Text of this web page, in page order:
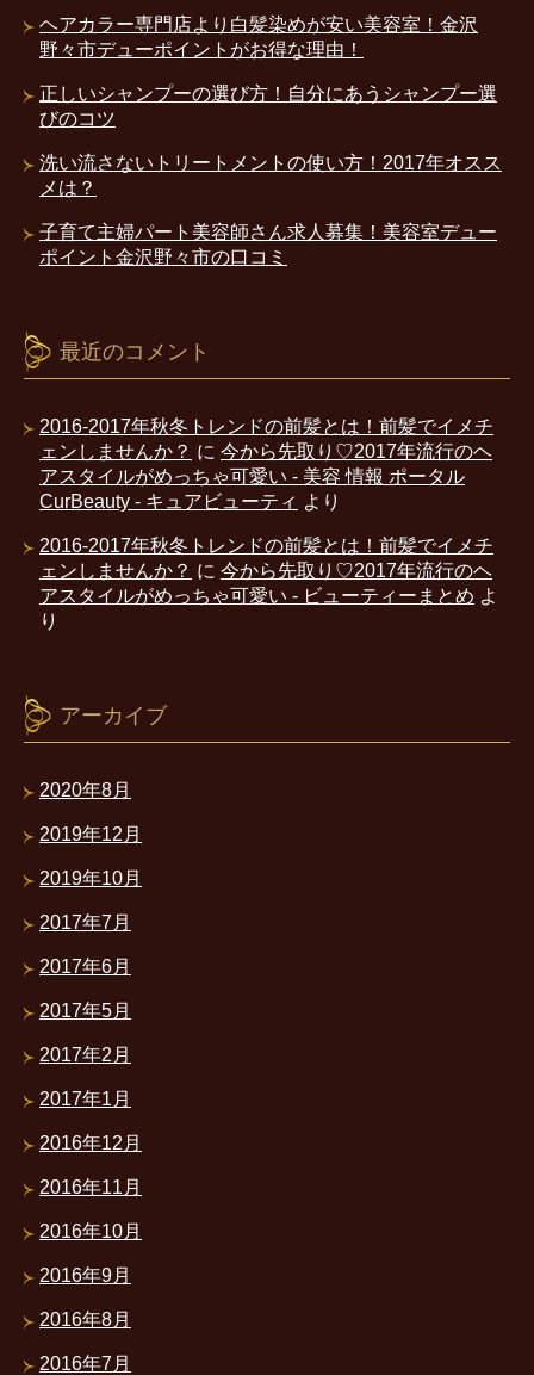
ヘアカラー専門店より白髪染めが安い美容室！金沢
野々市デューポイントがお得な理由！
正しいシャンプーの選び方！自分にあうシャンプー選
びのコツ
洗い流さないトリートメントの使い方！2017年オスス
メは？
子育て主婦パート美容師さん求人募集！美容室デュー
ポイント金沢野々市の口コミ
最近のコメント
2016-2017年秋冬トレンドの前髪とは！前髪でイメチ
ェンしませんか？ に 今から先取り♡2017年流行のヘ
アスタイルがめっちゃ可愛い - 美容 情報 ポータル
CurBeauty - キュアビューティ より
2016-2017年秋冬トレンドの前髪とは！前髪でイメチ
ェンしませんか？ に 今から先取り♡2017年流行のヘ
アスタイルがめっちゃ可愛い - ビューティーまとめ よ
り
アーカイブ
2020年8月
2019年12月
2019年10月
2017年7月
2017年6月
2017年5月
2017年2月
2017年1月
2016年12月
2016年11月
2016年10月
2016年9月
2016年8月
2016年7月